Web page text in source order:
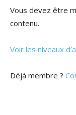
Vous devez être
contenu.
Voir les niveaux
Déjà membre ?